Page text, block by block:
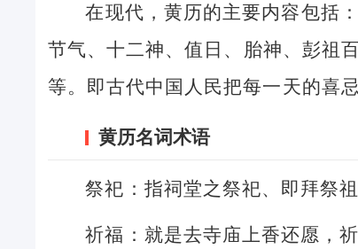
在现代，黄历的主要内容包括
节气、十二神、值日、胎神、彭祖
等。即古代中国人民把每一天的喜
黄历名词术语
祭祀：指祠堂之祭祀、即拜祭
祈福：就是去寺庙上香还愿，